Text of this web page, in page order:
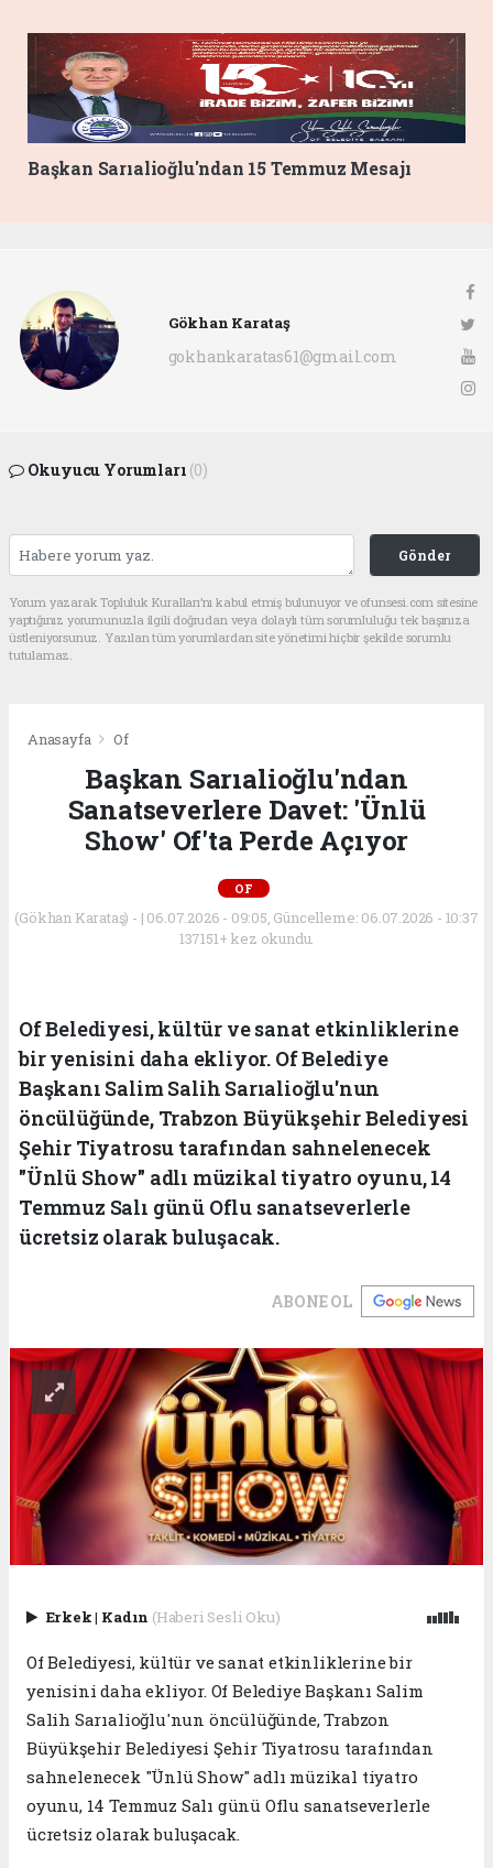
Başkan Sarıalioğlu'ndan 15 Temmuz Mesajı
Gökhan Karataş
gokhankaratas61@gmail.com
Okuyucu Yorumları (0)
Gönder
Yorum yazarak Topluluk Kuralları’nı kabul etmiş bulunuyor ve ofunsesi.com sitesine
yaptığınız yorumunuzla ilgili doğrudan veya dolaylı tüm sorumluluğu tek başınıza
üstleniyorsunuz. Yazılan tüm yorumlardan site yönetimi hiçbir şekilde sorumlu
tutulamaz.
Anasayfa Of
Başkan Sarıalioğlu'ndan
Sanatseverlere Davet: 'Ünlü
Show' Of'ta Perde Açıyor
OF
(Gökhan Karataş) - | 06.07.2026 - 09:05, Güncelleme: 06.07.2026 - 10:37
137151+ kez okundu.
Of Belediyesi, kültür ve sanat etkinliklerine
bir yenisini daha ekliyor. Of Belediye
Başkanı Salim Salih Sarıalioğlu'nun
öncülüğünde, Trabzon Büyükşehir Belediyesi
Şehir Tiyatrosu tarafından sahnelenecek
"Ünlü Show" adlı müzikal tiyatro oyunu, 14
Temmuz Salı günü Oflu sanatseverlerle
ücretsiz olarak buluşacak.
ABONE OL
Erkek| Kadın (Haberi Sesli Oku)
Of Belediyesi, kültür ve sanat etkinliklerine bir
yenisini daha ekliyor. Of Belediye Başkanı Salim
Salih Sarıalioğlu'nun öncülüğünde, Trabzon
Büyükşehir Belediyesi Şehir Tiyatrosu tarafından
sahnelenecek "Ünlü Show" adlı müzikal tiyatro
oyunu, 14 Temmuz Salı günü Oflu sanatseverlerle
ücretsiz olarak buluşacak.